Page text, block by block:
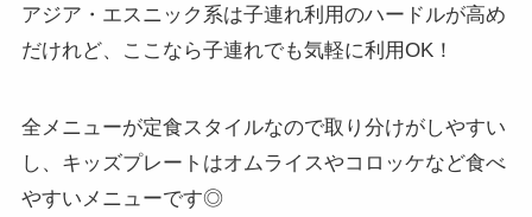
アジア・エスニック系は子連れ利用のハードルが高め
だけれど、ここなら子連れでも気軽に利用OK！
全メニューが定食スタイルなので取り分けがしやすい
し、キッズプレートはオムライスやコロッケなど食べ
やすいメニューです◎